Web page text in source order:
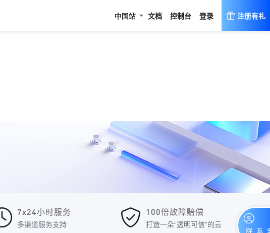
中国站 文档 控制台 登录 注册有礼
7x24小时服务
多渠道服务支持
100倍故障赔偿
打造一朵“透明可信”的云